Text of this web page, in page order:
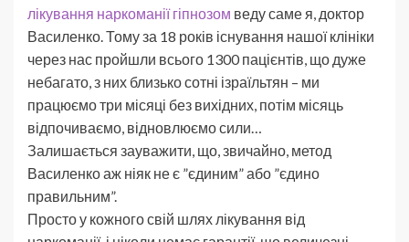
лікування наркоманії гіпнозом веду саме я, доктор
Василенко. Тому за 18 років існування нашої клініки
через нас пройшли всього 1300 пацієнтів, що дуже
небагато, з них близько сотні ізраїльтян – ми
працюємо три місяці без вихідних, потім місяць
відпочиваємо, відновлюємо сили…
Залишається зауважити, що, звичайно, метод
Василенко аж ніяк не є ”єдиним” або ”єдино
правильним”.
Просто у кожного свій шлях лікування від